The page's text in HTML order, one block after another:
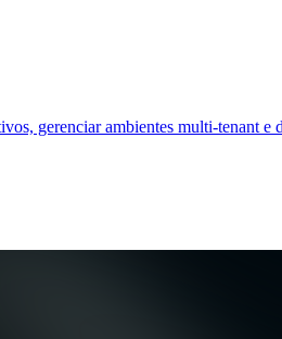
gerenciar ambientes multi-tenant